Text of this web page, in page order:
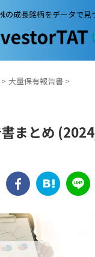
の成長銘柄をデータで見
> 大量保有報告書 >
まとめ